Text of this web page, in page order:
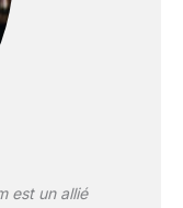
à l'aide
aux
poêles à
Ne
est un allié